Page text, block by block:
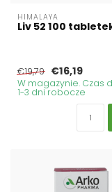
HIMALAYA
Liv 52 100
€19,79 €16,19
W magazynie. Czas
1-3 dni robocze